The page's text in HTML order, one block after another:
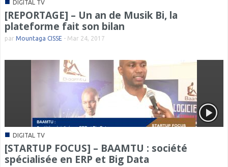
DIGITAL TV
[REPORTAGE] – Un an de Musik Bi, la
plateforme fait son bilan
par Mountaga CISSE - Mar 24, 2017
■ DIGITAL TV
[STARTUP FOCUS] – BAAMTU : société
spécialisée en ERP et Big Data